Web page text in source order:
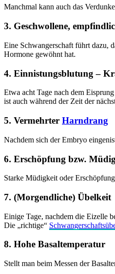
Manchmal kann auch das
3. Geschwollene,
Eine Schwangerschaft führt dazu,
Hormone gewöhnt hat.
4. Einnistungsblutung –
Etwa acht Tage nach dem
ist auch während der Zeit der
5. Vermehrter Harndrang
Nachdem sich der Embryo
6. Erschöpfung bzw.
Starke Müdigkeit oder
7. (Morgendliche) Übelkeit
Einige Tage, nachdem die Eizelle
Die „richtige“
8. Hohe Basaltemperatur
Stellt man beim Messen der